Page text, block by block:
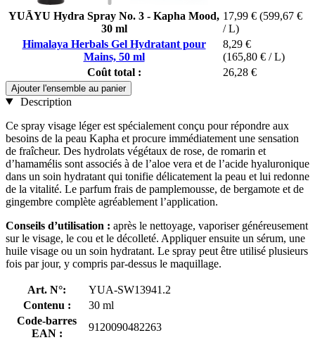
YUĀYU Hydra Spray No. 3 - Kapha Mood,
30 ml
17,99 € (599,67 €
/ L)
Himalaya Herbals Gel Hydratant pour
Mains, 50 ml
8,29 €
(165,80 € / L)
Coût total :
26,28 €
Ajouter l'ensemble au panier
Description
Ce spray visage léger est spécialement conçu pour répondre aux
besoins de la peau Kapha et procure immédiatement une sensation
de fraîcheur. Des hydrolats végétaux de rose, de romarin et
d’hamamélis sont associés à de l’aloe vera et de l’acide hyaluronique
dans un soin hydratant qui tonifie délicatement la peau et lui redonne
de la vitalité. Le parfum frais de pamplemousse, de bergamote et de
gingembre complète agréablement l’application.
Conseils d’utilisation : après le nettoyage, vaporiser généreusement
sur le visage, le cou et le décolleté. Appliquer ensuite un sérum, une
huile visage ou un soin hydratant. Le spray peut être utilisé plusieurs
fois par jour, y compris par-dessus le maquillage.
Art. N°:
YUA-SW13941.2
Contenu :
30 ml
Code-barres
EAN :
9120090482263